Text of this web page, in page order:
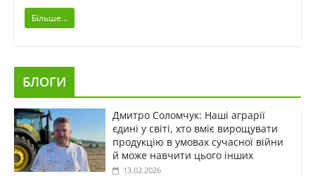
Більше...
БЛОГИ
Дмитро Соломчук: Наші аграрії
єдині у світі, хто вміє вирощувати
продукцію в умовах сучасної війни
й може навчити цього інших
13.02.2026